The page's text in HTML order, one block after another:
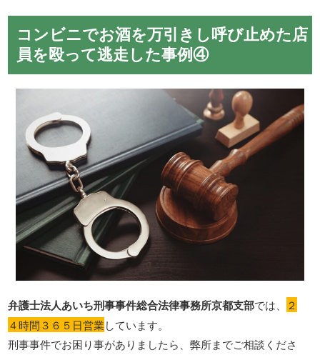
コンビニでお酒を万引きし呼び止めた店
員を殴って逃走した事例④
弁護士法人あいち刑事事件総合法律事務所京都支部では、
２
４時間３６５日営業しています。
刑事事件でお困り事がありましたら、弊所までご相談くださ